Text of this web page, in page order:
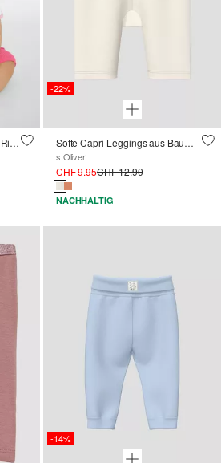
Unisex Shorts aus Baumwoll-Rippware
-22%
Softe Capri-Leggings aus Baumwollstretch
s.Oliver
CHF 9.95CHF 12.90
NACHHALTIG
-14%